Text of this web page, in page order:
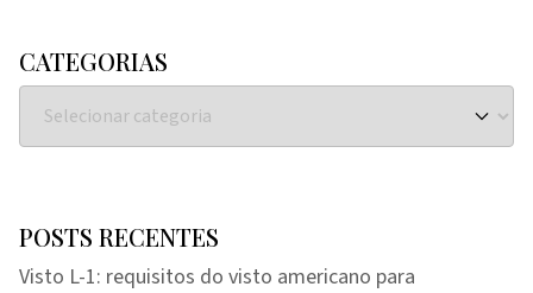
CATEGORIAS
POSTS RECENTES
Visto L-1: requisitos do visto americano para